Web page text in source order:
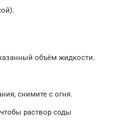
объём жидкости.
снимите с огня.
раствор соды